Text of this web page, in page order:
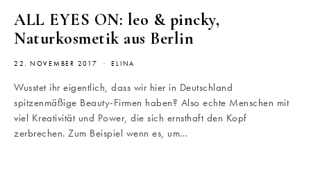
ALL EYES ON: leo & pincky,
Naturkosmetik aus Berlin
22. NOVEMBER 2017 ELINA
Wusstet ihr eigentlich, dass wir hier in Deutschland
spitzenmäßige Beauty-Firmen haben? Also echte Menschen mit
viel Kreativität und Power, die sich ernsthaft den Kopf
zerbrechen. Zum Beispiel wenn es, um…